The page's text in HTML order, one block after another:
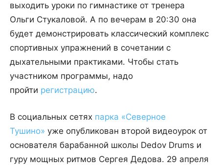
выходить уроки по гимнастике от тренера
Ольги Стукаловой. А по вечерам в 20:30 она
будет демонстрировать классический комплекс
спортивных упражнений в сочетании с
дыхательными практиками. Чтобы стать
участником программы, надо
пройти регистрацию.
В социальных сетях парка «Северное
Тушино» уже опубликован второй видеоурок от
основателя барабанной школы Dedov Drums и
гуру мощных ритмов Сергея Дедова. 29 апреля